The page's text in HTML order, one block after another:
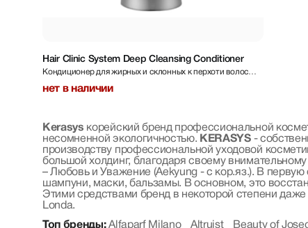
Hair Clinic System Deep Cleansing Conditioner
Кондиционер для жирных и склонных к перхоти волос
нет в наличии
Kerasys корейский бренд профессиональной
несомненной экологичностью. KERASYS -
производству профессиональной уходовой
большой холдинг, благодаря своему
– Любовь и Уважение (Aekyung - с кор.яз.). В первую
шампуни, маски, бальзамы. В основном, это
Этими средствами бренд в некоторой степени
Londa.
Топ бренды: Alfaparf Milano Altruist Beauty of